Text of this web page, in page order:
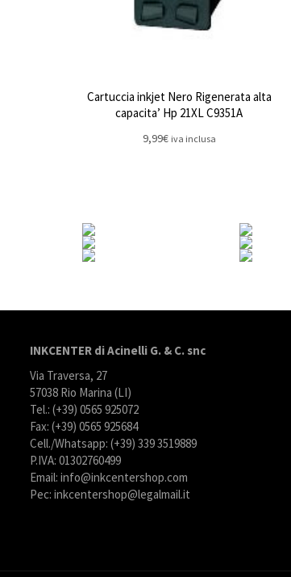
Cartuccia inkjet Nero Rigenerata alta
capacita’ Hp 21XL C9351A
9,99€ iva inclusa
INKCENTER di Acinelli G. & C. snc
Via Traversa, 27
57038 Rio Marina (LI)
Tel.: (+39) 0565 925072
Fax: (+39) 0565 925684
Cell./Whatsapp: (+39) 339 3519889
P.IVA: 01302760499
Email: info@inkcentershop.com
Pec: inkcentershop@legalmail.it